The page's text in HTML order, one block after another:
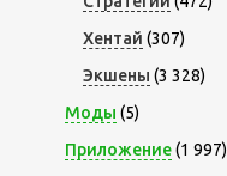
Хентай (307)
Экшены (3 328)
Моды (5)
Приложение(1 997)